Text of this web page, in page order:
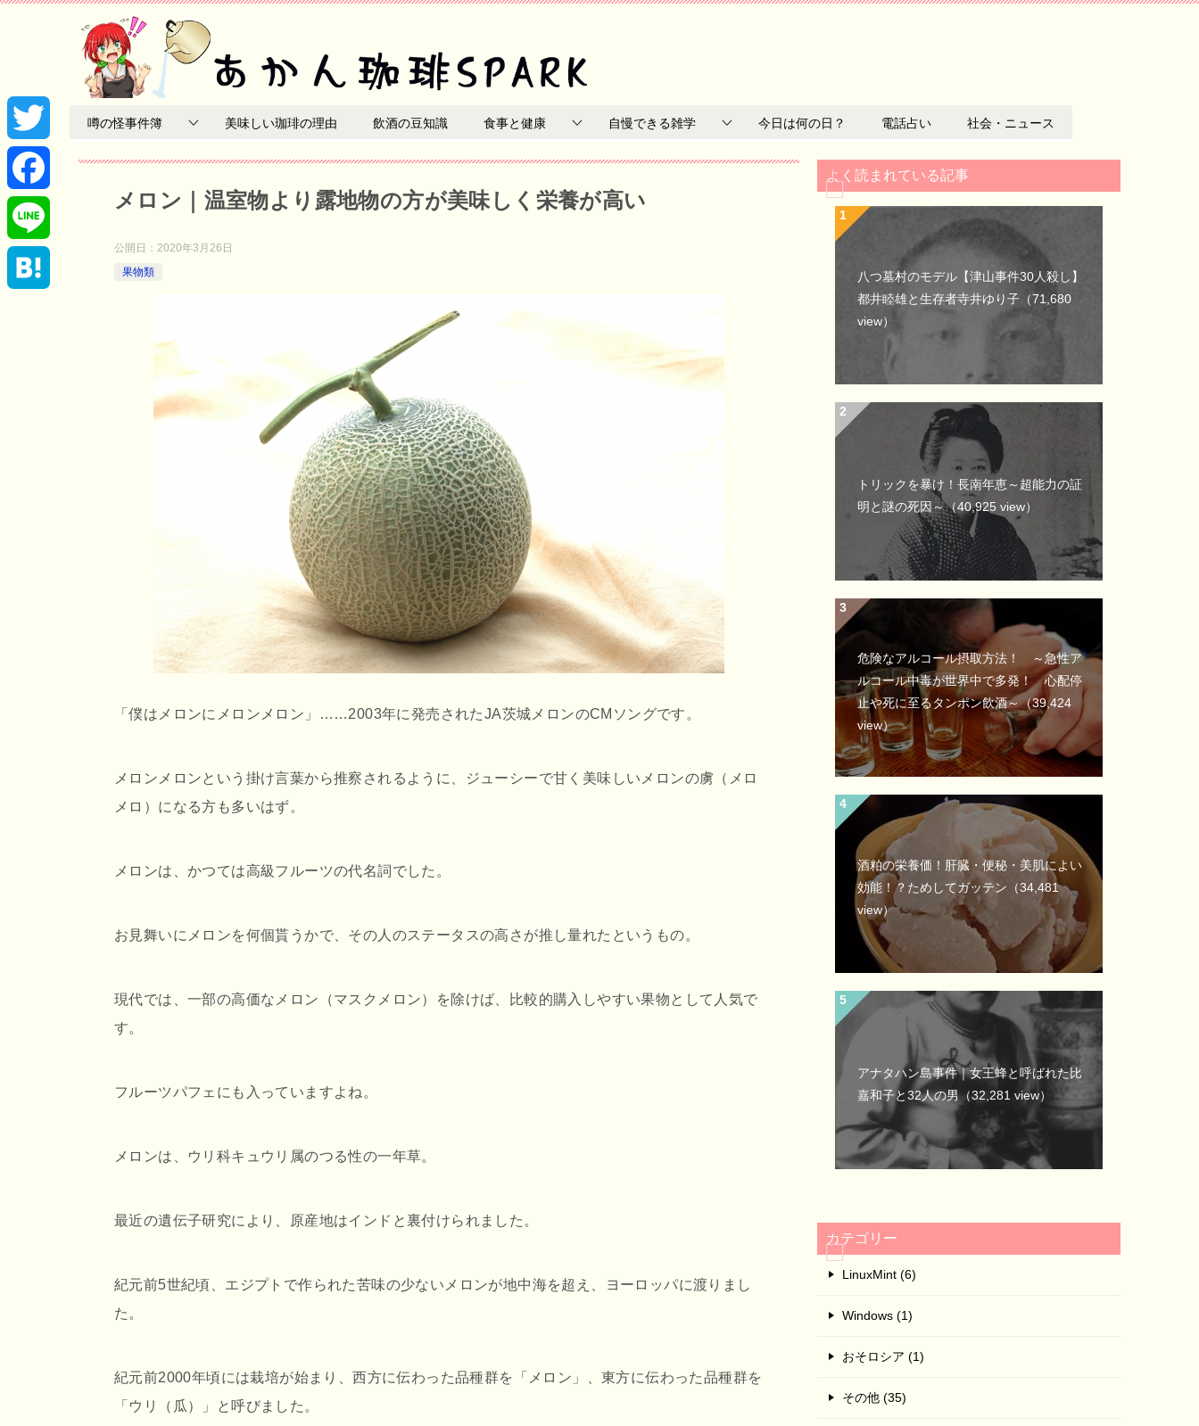
噂の怪事件簿 美味しい珈琲の理由 飲酒の豆知識 食事と健康 自慢できる雑学 今日は何の日？ 電話占い 社会・ニュース
メロン｜温室物より露地物の方が美味しく栄養が高い
公開日： 2020年3月26日
果物類
「僕はメロンにメロンメロン」……2003年に発売されたJA茨城メロンのCMソングです。
メロンメロンという掛け言葉から推察されるように、ジューシーで甘く美味しいメロンの虜（メロ
メロ）になる方も多いはず。
メロンは、かつては高級フルーツの代名詞でした。
お見舞いにメロンを何個貰うかで、その人のステータスの高さが推し量れたというもの。
現代では、一部の高価なメロン（マスクメロン）を除けば、比較的購入しやすい果物として人気で
す。
フルーツパフェにも入っていますよね。
メロンは、ウリ科キュウリ属のつる性の一年草。
最近の遺伝子研究により、原産地はインドと裏付けられました。
紀元前5世紀頃、エジプトで作られた苦味の少ないメロンが地中海を超え、ヨーロッパに渡りまし
た。
紀元前2000年頃には栽培が始まり、西方に伝わった品種群を「メロン」、東方に伝わった品種群を
「ウリ（瓜）」と呼びました。
よく読まれている記事
八つ墓村のモデル【津山事件30人殺し】
都井睦雄と生存者寺井ゆり子 （71,680
view）
トリックを暴け！長南年恵～超能力の証
明と謎の死因～（40,925 view）
危険なアルコール摂取方法！ ～急性ア
ルコール中毒が世界中で多発！ 心配停
止や死に至るタンポン飲酒～（39,424
view）
酒粕の栄養価！肝臓・便秘・美肌によい
効能！？ためしてガッテン （34,481
view）
アナタハン島事件｜女王蜂と呼ばれた比
嘉和子と32人の男（32,281 view）
カテゴリー
LinuxMint (6)
Windows (1)
おそロシア (1)
その他 (35)
T
w
i
t
F
a